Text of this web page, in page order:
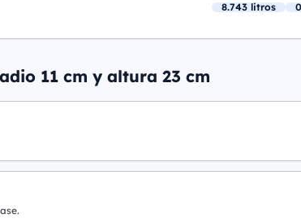
8.743 litros
11 cm y altura 23 cm